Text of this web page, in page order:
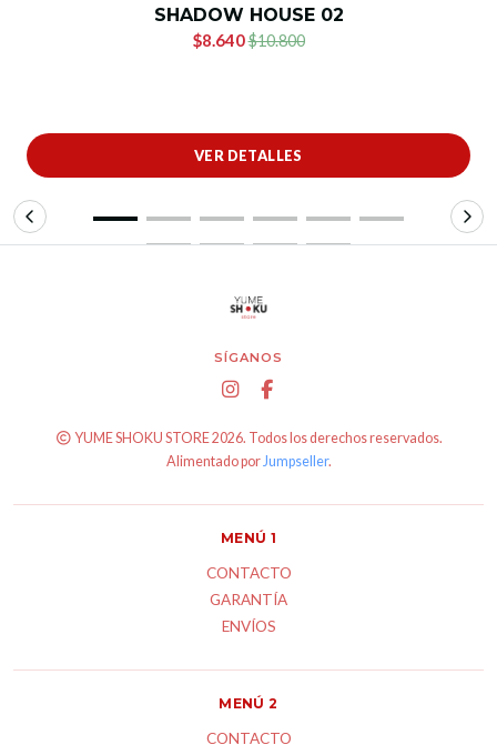
SHADOW HOUSE 02
$8.640$10.800
VER DETALLES
SÍGANOS
YUME SHOKU STORE 2026. Todos los derechos reservados.
Alimentado porJumpseller.
MENÚ 1
CONTACTO
GARANTÍA
ENVÍOS
MENÚ 2
CONTACTO